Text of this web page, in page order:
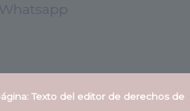
Whatsapp
Texto del editor de derechos de